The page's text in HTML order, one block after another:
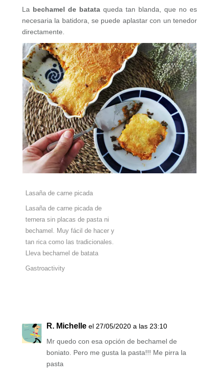
La bechamel de batataqueda tan blanda, que no es
necesaria la batidora, se puede aplastar con un tenedor
directamente.
Lasaña de carne picada
Lasaña de carne picada de
ternera sin placas de pasta ni
bechamel. Muy fácil de hacer y
tan rica como las tradicionales.
Lleva bechamel de batata
Gastroactivity
R. Michelle el 27/05/2020 a las 23:10
Mr quedo con esa opción de bechamel de
boniato. Pero me gusta la pasta!!! Me pirra la
pasta